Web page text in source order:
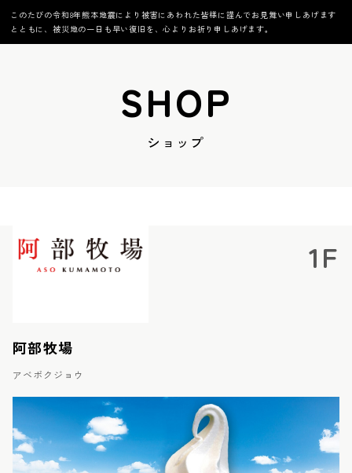
このたびの令和8年熊本地震により被害にあわれた皆様に謹んでお見舞い申しあげます
とともに、被災地の一日も早い復旧を、心よりお祈り申しあげます。
SHOP
ショップ
1F
阿部牧場
アベボクジョウ